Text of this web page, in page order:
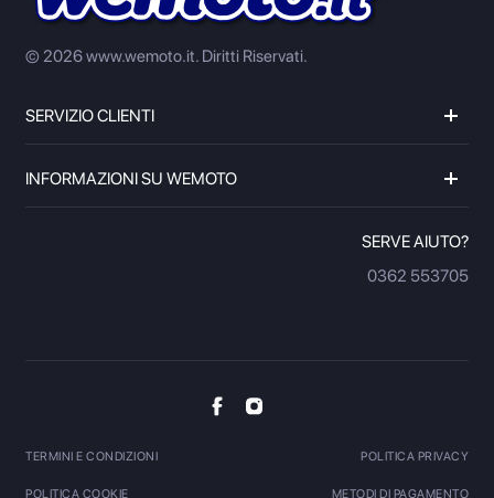
© 2026 www.wemoto.it. Diritti Riservati.
SERVIZIO CLIENTI
INFORMAZIONI SU WEMOTO
SERVE AIUTO?
0362 553705
TERMINI E CONDIZIONI POLITICA PRIVACY
POLITICA COOKIE METODI DI PAGAMENTO